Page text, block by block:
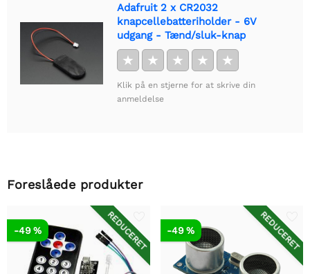
Adafruit 2 x CR2032
knapcellebatteriholder - 6V
udgang - Tænd/sluk-knap
★ ★ ★ ★ ★
Klik på en stjerne for at skrive din
anmeldelse
Foreslåede produkter
REDUCERET
-49 % REDUCERET
-49 %